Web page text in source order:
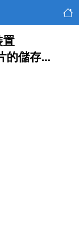
置
的儲存...